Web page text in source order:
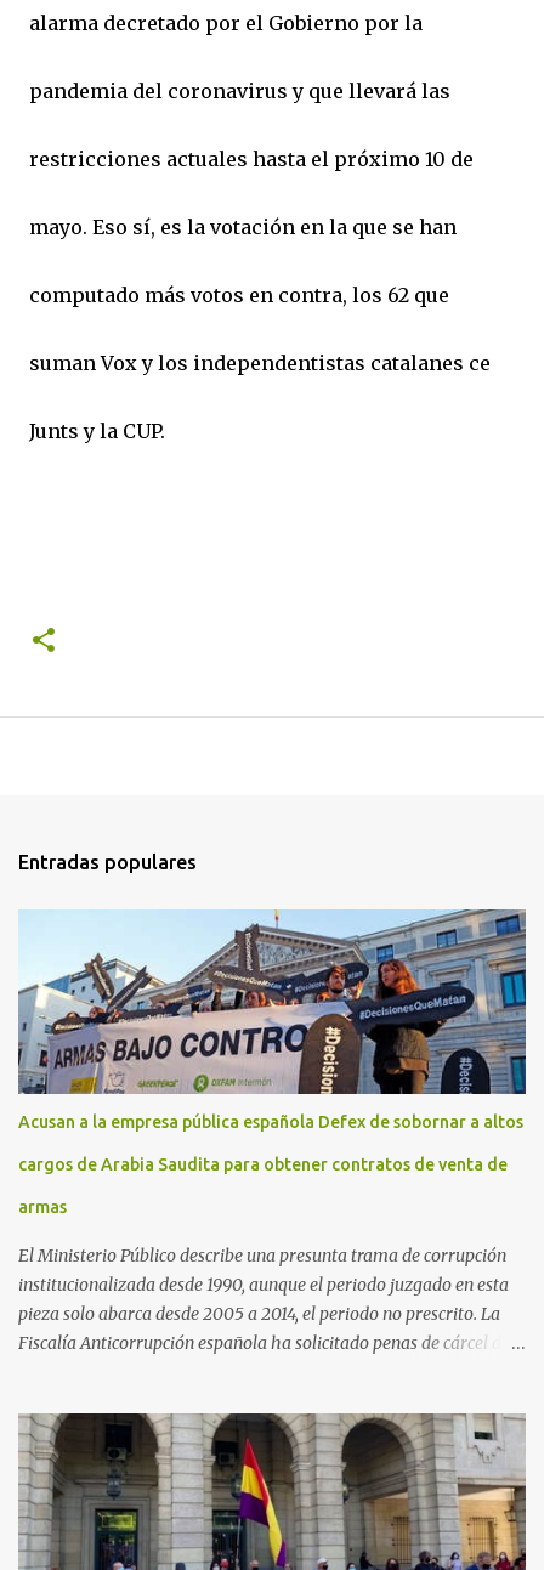
alarma decretado por el Gobierno por la
pandemia del coronavirus y que llevará las
restricciones actuales hasta el próximo 10 de
mayo. Eso sí, es la votación en la que se han
computado más votos en contra, los 62 que
suman Vox y los independentistas catalanes ce
Junts y la CUP.
Entradas populares
Acusan a la empresa pública española Defex de sobornar a altos
cargos de Arabia Saudita para obtener contratos de venta de
armas
El Ministerio Público describe una presunta trama de corrupción
institucionalizada desde 1990, aunque el periodo juzgado en esta
pieza solo abarca desde 2005 a 2014, el periodo no prescrito. La
Fiscalía Anticorrupción española ha solicitado penas de cárcel de
Arabia Saudita a través de la empresa pública española Defex,
disuelta. El fiscal Conrado Saiz describe en su escrito de
conclusiones cómo la empresa pública Defex pagó comisiones
ilegales a diversas autoridades del régimen árabe entre 2005 y
2014, para obtener a cambio la materialización de los contratos. El